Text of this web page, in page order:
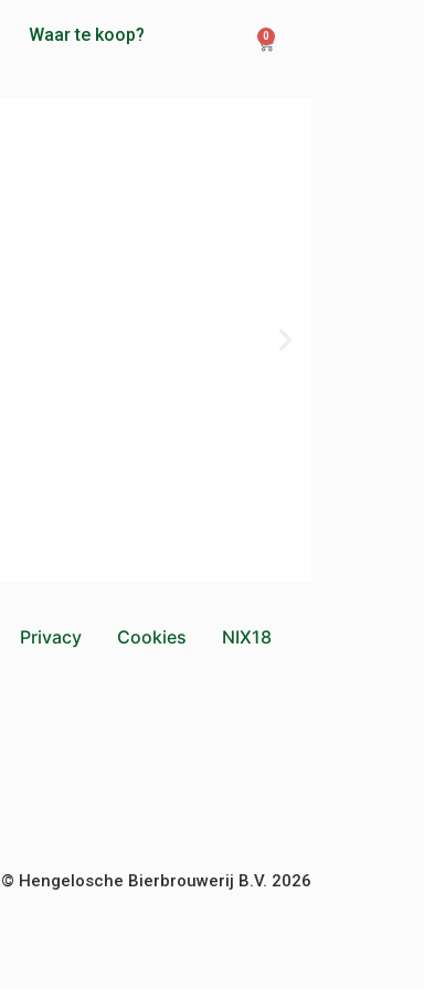
Waar te koop? 0
Privacy Cookies
NIX18
© Hengelosche Bierbrouwerij B.V. 2026